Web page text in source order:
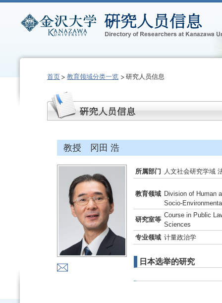
首页 教育领域分类一览 研究人员信息
教授 冈田 浩
所属部门 人文社会研究学域
教育领域 Division of Human
Socio-
研究室等
Course in Public
Sciences
专业领域 计量政治学
日本选举的研究